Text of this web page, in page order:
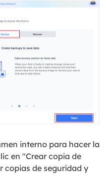
interno para hacer la
en "Crear copia de
copias de seguridad y